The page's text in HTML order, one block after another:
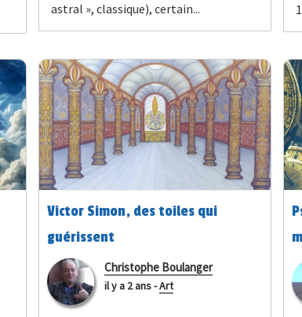
astral », classique), certain...
Victor Simon, des toiles qui
guérissent
Christophe Boulanger
il y a 2 ans-Art